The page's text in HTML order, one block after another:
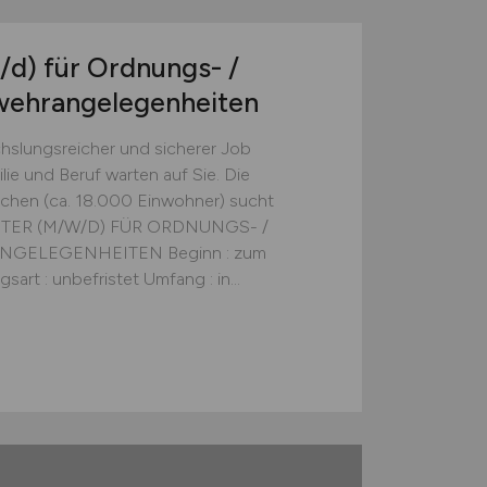
d) für Ordnungs- /
und sicherer Job
und Beruf warten auf Sie. Die
(ca. 18.000 Einwohner) sucht
(M/W/D) FÜR ORDNUNGS- /
Beginn : zum
: unbefristet Umfang : in...